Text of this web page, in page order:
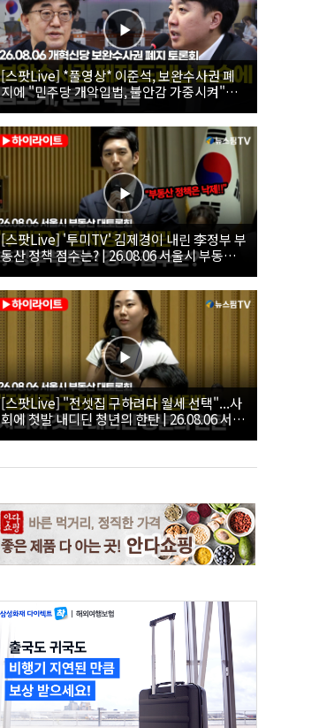
[스팟Live] *풀영상* 이준석, 보완수사권 폐
지에 "민주당 개악입법, 불안감 가중시켜"｜
26.08.06 개혁신당 보완수사권 폐지 토론회
[스팟Live] '투미TV' 김제경이 내린 李정부 부
동산 정책 점수는? | 26.08.06 서울시 부동산
대토론회
[스팟Live] "전셋집 구하려다 월세 선택"...사
회에 첫발 내디딘 청년의 한탄 | 26.08.06 서울
시 부동산 대토론회